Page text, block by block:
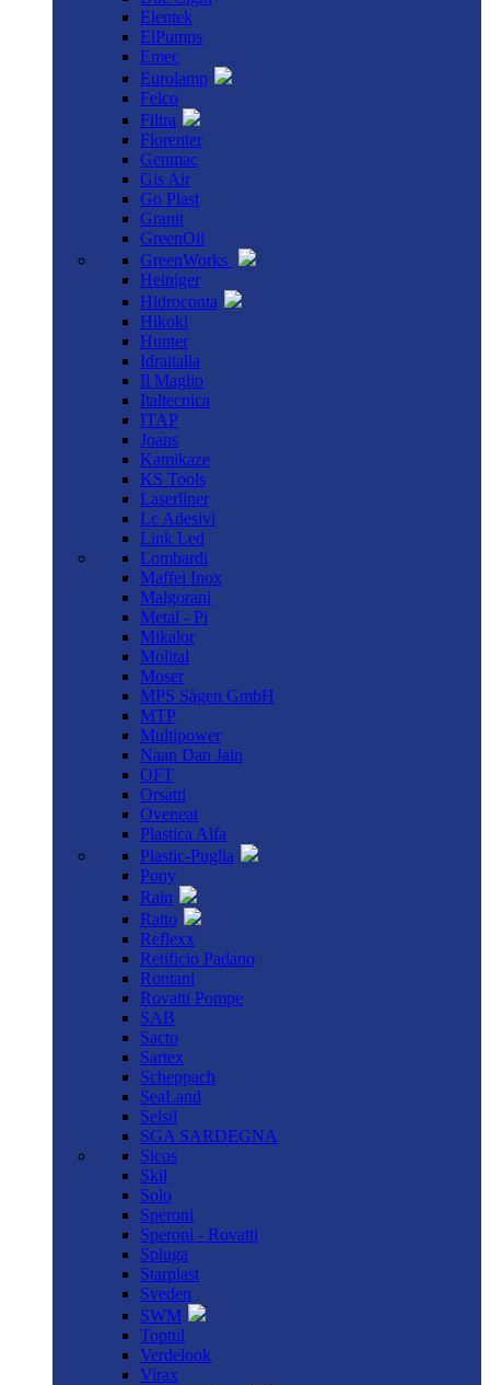
Elentek
ElPumps
Emec
Eurolamp
Felco
Filtra
Florenter
Genmac
Gis Air
Go Plast
Granit
GreenOil
GreenWorks
Heiniger
Hidroconta
Hikoki
Hunter
Idraitalia
Il Maglio
Italtecnica
ITAP
Joans
Kamikaze
KS Tools
Laserliner
Lc Adesivi
Link Led
Lombardi
Maffei Inox
Malgorani
Metal - Pi
Mikalor
Molital
Moser
MPS Sägen GmbH
MTP
Multipower
Naan Dan Jain
OFT
Orsatti
Oveneat
Plastica Alfa
Plastic-Puglia
Pony
Rain
Ratto
Reflexx
Retificio Padano
Rontani
Rovatti Pompe
SAB
Sacto
Sartex
Scheppach
SeaLand
Selsil
SGA SARDEGNA
Sicos
Skil
Solo
Speroni
Speroni - Rovatti
Spluga
Starplast
Sveden
SWM
Toptul
Verdelook
Virax